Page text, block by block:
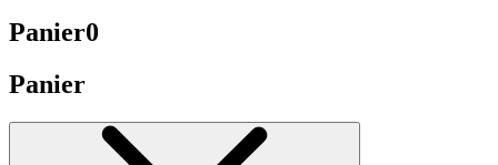
Panier0
Panier